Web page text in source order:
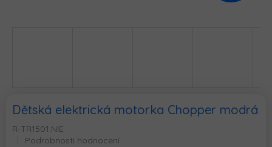
Dětská elektrická motorka Chopper modrá
R-TR1501.NIE
Průměrné
Podrobnosti hodnocení